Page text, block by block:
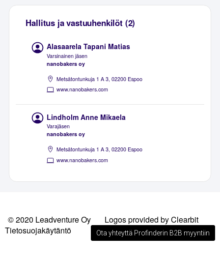
Hallitus ja vastuuhenkilöt (2)
Alasaarela Tapani Matias
Varsinainen jäsen
nanobakers oy
Metsätontunkuja 1 A 3, 02200 Espoo
www.nanobakers.com
Lindholm Anne Mikaela
Varajäsen
nanobakers oy
Metsätontunkuja 1 A 3, 02200 Espoo
www.nanobakers.com
© 2020 Leadventure Oy
Logos provided by Clearbit
Tietosuojakäytäntö
Ota yhteyttä Profinderin B2B myyntiin